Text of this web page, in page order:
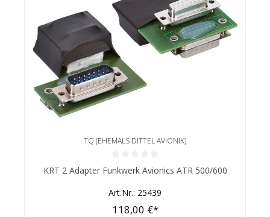
TQ (EHEMALS DITTEL AVIONIK)
Durchschnittliche Bewertung von 0 von 5 Sternen
KRT 2 Adapter Funkwerk Avionics ATR 500/600
Art.Nr.: 25439
118,00 €*